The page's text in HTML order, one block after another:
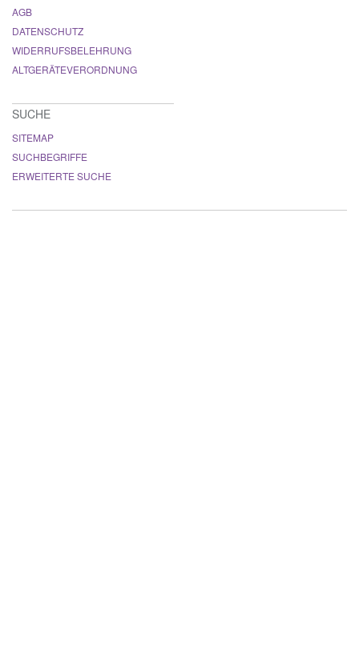
AGB
DATENSCHUTZ
WIDERRUFSBELEHRUNG
ALTGERÄTEVERORDNUNG
SUCHE
SITEMAP
SUCHBEGRIFFE
ERWEITERTE SUCHE